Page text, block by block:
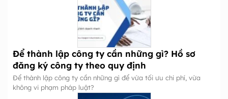
Để thành lập công ty cần những gì? Hồ sơ
đăng ký công ty theo quy định
Để thành lập công ty cần những gì để vừa tối ưu chi phí, vừa
không vi phạm pháp luật?